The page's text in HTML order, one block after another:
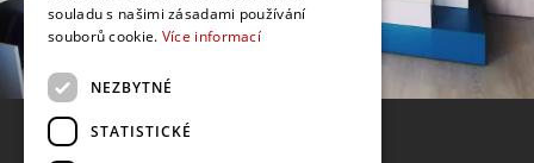
souladu s našimi zásadami používání
souborů cookie. Více informací
NEZBYTNÉ
STATISTICKÉ